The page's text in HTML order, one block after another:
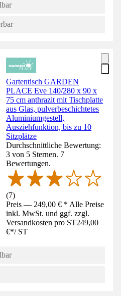
Gartentisch GARDEN
PLACE Eve 140/280 x 90 x
75 cm anthrazit mit Tischplatte
aus Glas, pulverbeschichtetes
Aluminiumgestell,
Ausziehfunktion, bis zu 10
Sitzplätze
Durchschnittliche Bewertung:
3 von 5 Sternen. 7
Bewertungen.
(7)
Preis — 249,00 € * Alle Preise
inkl. MwSt. und ggf. zzgl.
Versandkosten pro ST249,00
€*/ ST